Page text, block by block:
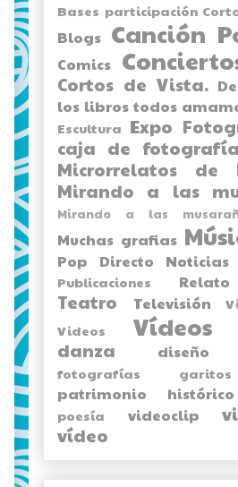
Bases participación
Blogs Canción
Comics
Cortos de Vista.
los libros todos
Escultura Expo
caja de
Microrrelatos de
Mirando a las
Mirando a las
Muchas grafias
Pop Directo Noticias
Publicaciones Relato
Teatro Televisión
Videos
Vídeos
danza diseño
fotografías garitos
patrimonio histórico
poesía videoclip
vídeo